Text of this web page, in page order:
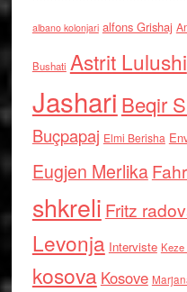
albano kolonjari alfons Grishaj
Bushati Astrit Lulushi
Jashari Beqir
Buçpapaj Elmi Berisha
Eugjen Merlika
shkreli Fritz
Levonja Interviste
kosova Kosove